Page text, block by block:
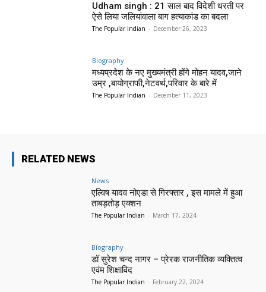
Udham singh : 21 साल बाद विदेशी धरती पर
ऐसे लिया जलियांवाला बाग हत्याकांड का बदला
The Popular Indian - December 26, 2023
Biography
मध्यप्रदेश के नए मुख्यमंत्री होंगे मोहन यादव,जाने
उम्र ,बायोग्राफी,नेटवर्थ,परिवार के बारे में
The Popular Indian - December 11, 2023
RELATED NEWS
News
एल्विष यादव नोएडा से गिरफ्तार , इस मामले में हुआ
ताबड़तोड़ एक्शन
The Popular Indian - March 17, 2024
Biography
डॉ सुरेश चन्द नागर – प्रेरक राजनीतिक व्यक्तित्व
एवंम शिक्षाविद
The Popular Indian - February 22, 2024